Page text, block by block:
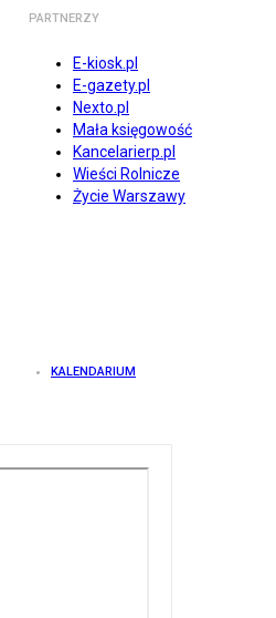
PARTNERZY
E-kiosk.pl
E-gazety.pl
Nexto.pl
Mała księgowość
Kancelarierp.pl
Wieści Rolnicze
Życie Warszawy
KALENDARIUM